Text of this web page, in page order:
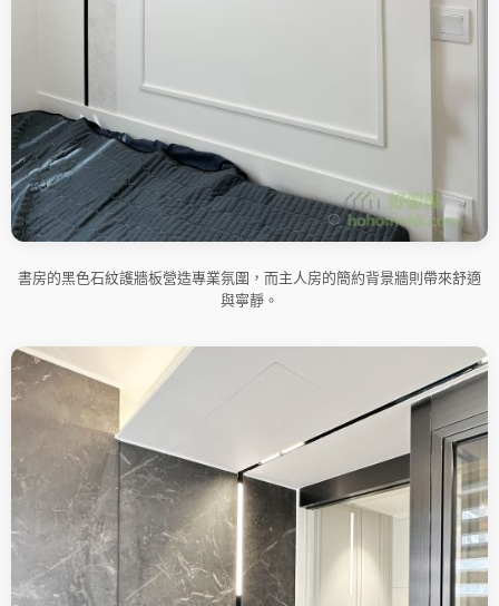
書房的黑色石紋護牆板營造專業氛圍，而主人房的簡約背景牆則帶來舒適
與寧靜。